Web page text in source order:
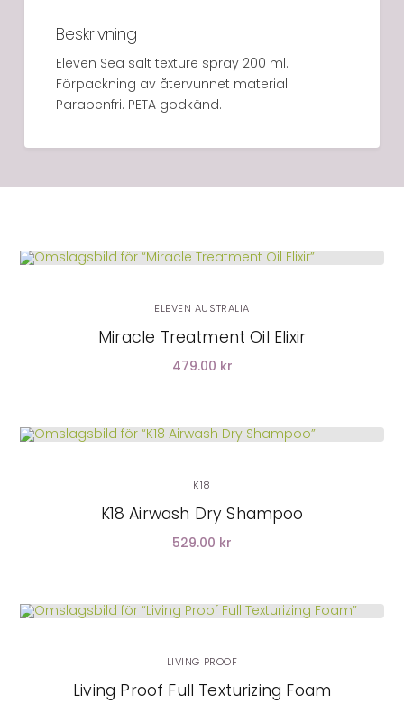
Beskrivning
Eleven Sea salt texture spray 200 ml.
Förpackning av återvunnet material.
Parabenfri. PETA godkänd.
LÄGG I VARUKORG
ELEVEN AUSTRALIA
Miracle Treatment Oil Elixir
479.00 kr
LÄGG I VARUKORG
K18
K18 Airwash Dry Shampoo
529.00 kr
LÄGG I VARUKORG
LIVING PROOF
Living Proof Full Texturizing Foam